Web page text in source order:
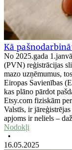
Kā
No 2025.gada
(PVN) reģistrācijas
mazo uzņēmumus,
Eiropas Savienības
kas plāno pārdot
Etsy.com fiziskām
Valstīs, ir
apjoms ir neliels –
Nodokļi
•
16.05.2025